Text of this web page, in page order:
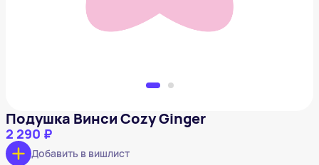
Подушка Винси Cozy Ginger
2 290 ₽
Добавить в вишлист